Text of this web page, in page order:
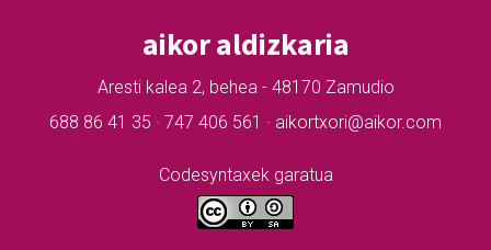
aikor aldizkaria
Aresti kalea 2, behea - 48170 Zamudio
688 86 41 35 · 747 406 561 · aikortxori@aikor.com
Codesyntaxek garatua